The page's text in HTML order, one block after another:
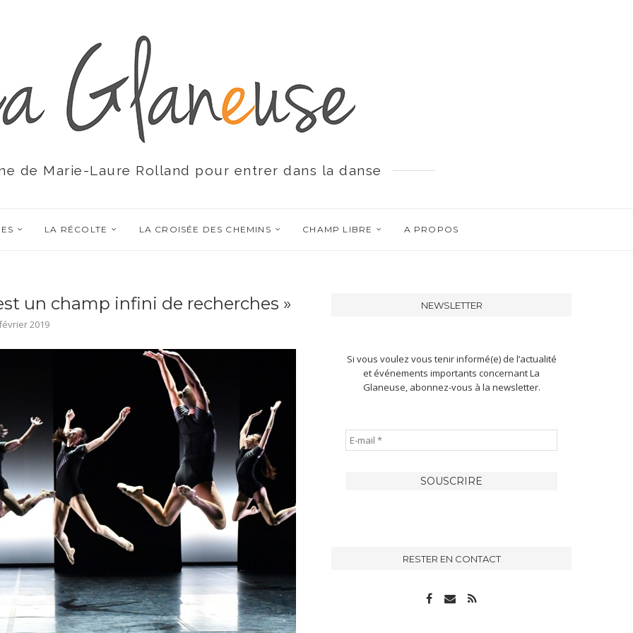
de Marie-Laure Rolland pour entrer dans la danse
LA RÉCOLTE LA CROISÉE DES CHEMINS CHAMP LIBRE A PROPOS
un champ infini de recherches »
2019
NEWSLETTER
Si vous voulez vous tenir informé(e) de l’actualité
et événements importants concernant La
Glaneuse, abonnez-vous à la newsletter.
RESTER EN CONTACT